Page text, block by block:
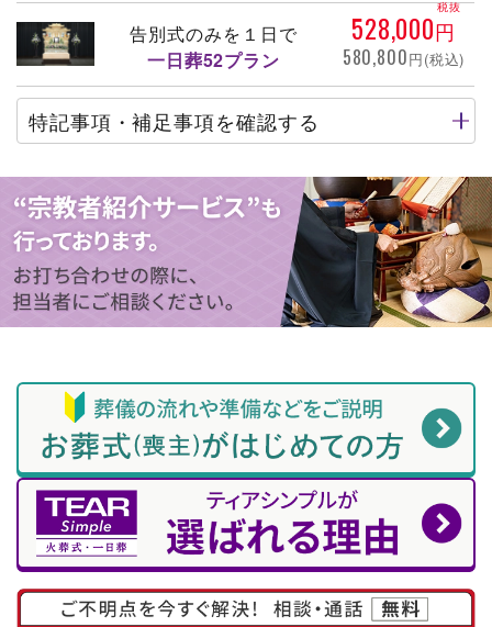
告別式のみを１日で
一日葬52プラン
528,000円
税抜
580,800円(税込)
特記事項・補足事項を確認する